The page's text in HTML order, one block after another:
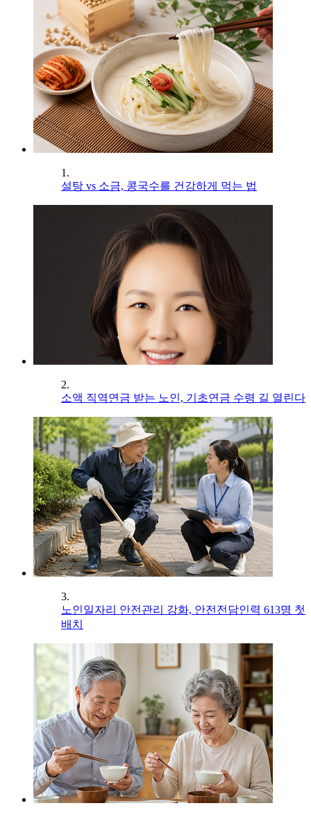
1.
설탕 vs 소금, 콩국수를 건강하게 먹는 법
2.
소액 직역연금 받는 노인, 기초연금 수령 길 열린다
3.
노인일자리 안전관리 강화, 안전전담인력 613명 첫
배치